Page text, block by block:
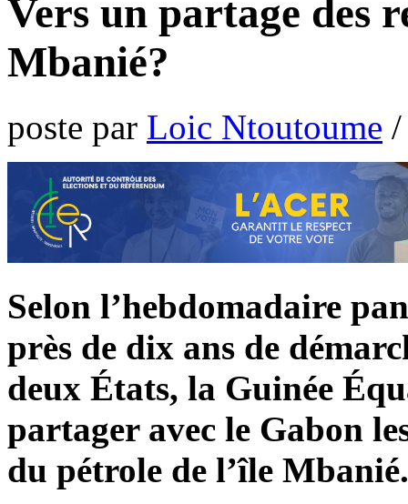
Vers un partage des
Mbanié?
poste par Loic Ntoutoume
Selon l’hebdomadaire
près de dix ans de
deux États, la Guinée
partager avec le Gabon
du pétrole de l’île Mbanié.